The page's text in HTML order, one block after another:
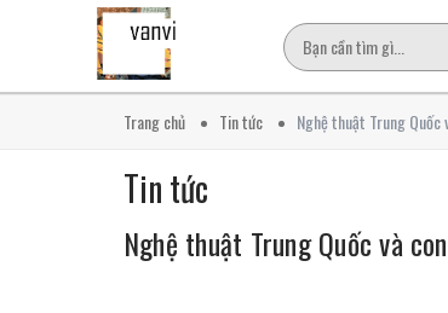
Trang chủ Tin tức Nghệ thuật Trung Quốc
Tin tức
Nghệ thuật Trung Quốc và